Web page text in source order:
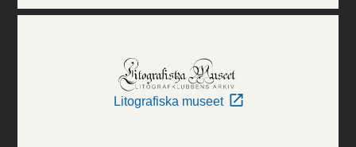
Litografiska museet